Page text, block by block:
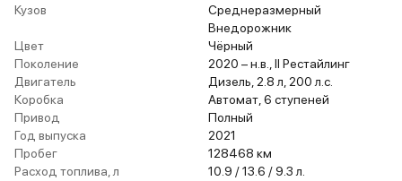
Кузов
Среднеразмерный
Внедорожник
Цвет
Чёрный
Поколение
2020 – н.в., II Рестайлинг
Двигатель
Дизель, 2.8 л, 200 л.с.
Коробка
Автомат, 6 ступеней
Привод
Полный
Год выпуска
2021
Пробег
128468 км
Расход топлива, л
10.9 / 13.6 / 9.3 л.